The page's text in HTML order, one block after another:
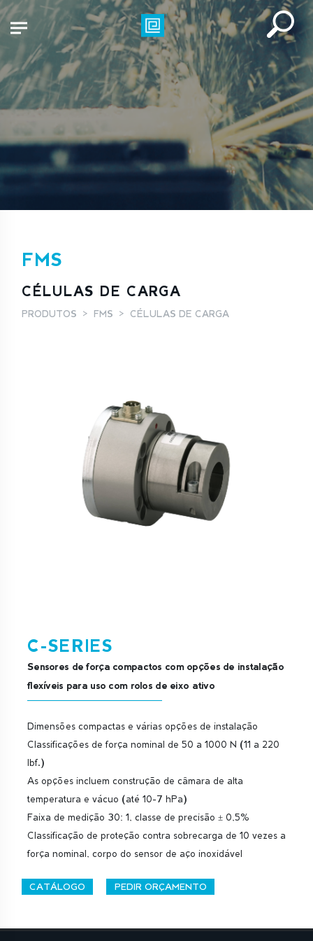
FMS
CÉLULAS DE CARGA
PRODUTOS FMS CÉLULAS DE CARGA
C-SERIES
Sensores de força compactos com opções de instalação
flexíveis para uso com rolos de eixo ativo
Dimensões compactas e várias opções de instalação
Classificações de força nominal de 50 a 1000 N (11 a 220
lbf.)
As opções incluem construção de câmara de alta
temperatura e vácuo (até 10-7 hPa)
Faixa de medição 30: 1, classe de precisão ± 0,5%
Classificação de proteção contra sobrecarga de 10 vezes a
força nominal, corpo do sensor de aço inoxidável
CATÁLOGO PEDIR ORÇAMENTO